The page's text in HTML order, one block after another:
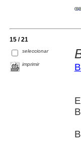
15 / 21
seleccionar
imprimir